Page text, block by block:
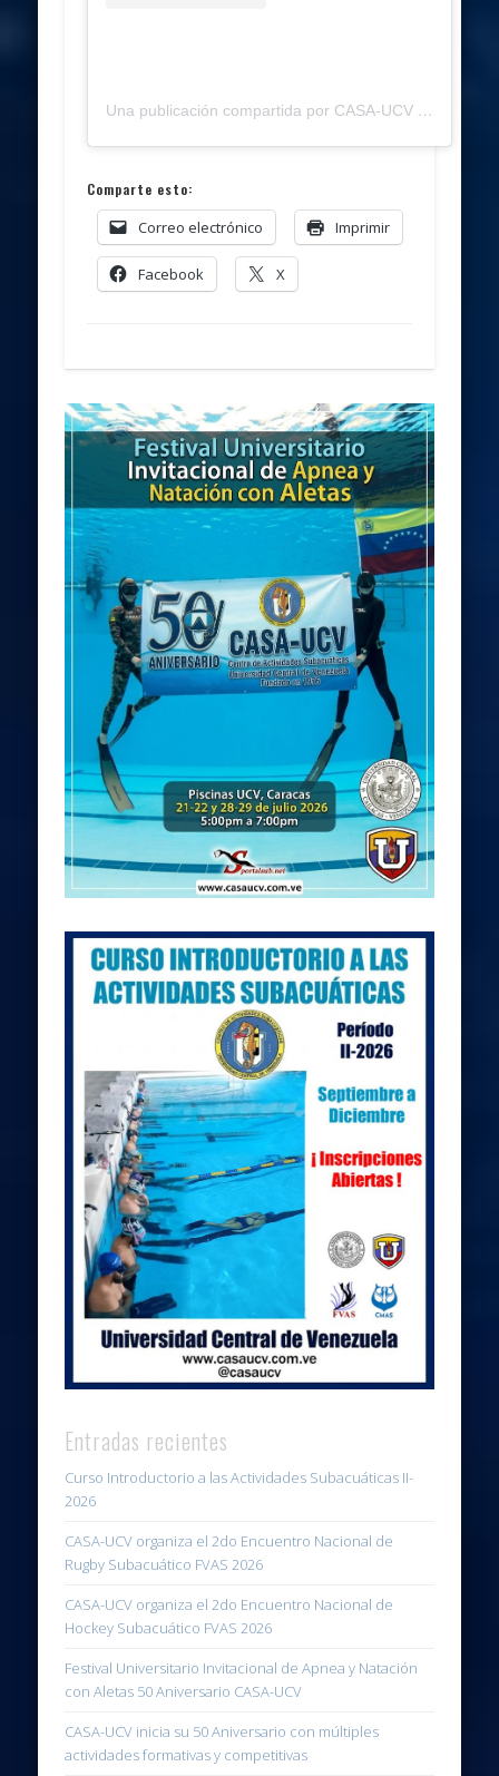
Una publicación compartida por CASA-UCV (@casaucv)
Comparte esto:
Correo electrónico Imprimir
Facebook X
Entradas recientes
Curso Introductorio a las Actividades Subacuáticas II-
2026
CASA-UCV organiza el 2do Encuentro Nacional de
Rugby Subacuático FVAS 2026
CASA-UCV organiza el 2do Encuentro Nacional de
Hockey Subacuático FVAS 2026
Festival Universitario Invitacional de Apnea y Natación
con Aletas 50 Aniversario CASA-UCV
CASA-UCV inicia su 50 Aniversario con múltiples
actividades formativas y competitivas